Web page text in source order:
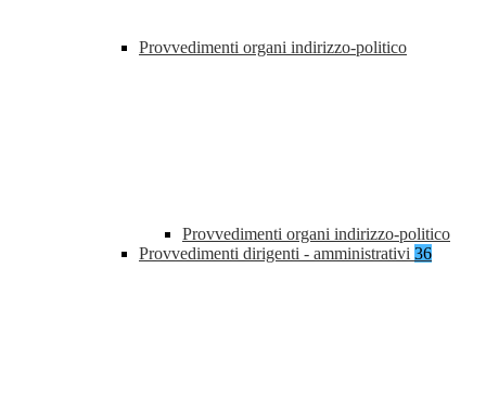
Provvedimenti organi indirizzo-politico
Provvedimenti organi indirizzo-politico
Provvedimenti dirigenti - amministrativi 36